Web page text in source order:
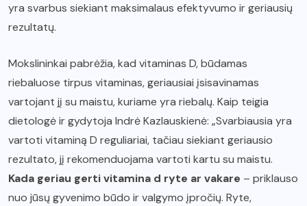
yra svarbus siekiant maksimalaus efektyvumo ir geriausių
rezultatų.
Mokslininkai pabrėžia, kad vitaminas D, būdamas
riebaluose tirpus vitaminas, geriausiai įsisavinamas
vartojant jį su maistu, kuriame yra riebalų. Kaip teigia
dietologė ir gydytoja Indrė Kazlauskienė: „Svarbiausia yra
vartoti vitaminą D reguliariai, tačiau siekiant geriausio
rezultato, jį rekomenduojama vartoti kartu su maistu.
Kada geriau gerti vitamina d ryte ar vakare – priklauso
nuo jūsų gyvenimo būdo ir valgymo įpročių. Ryte,